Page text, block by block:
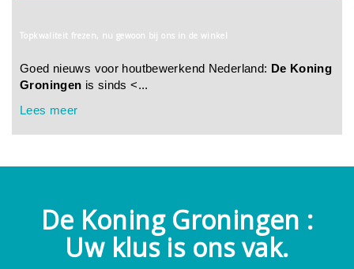
Topkwaliteit frezen, nu gewoon bij ons in de winkel
Goed nieuws voor houtbewerkend Nederland: De Koning
Groningen is sinds <...
Lees meer
De Koning Groningen :
Uw klus is ons vak.